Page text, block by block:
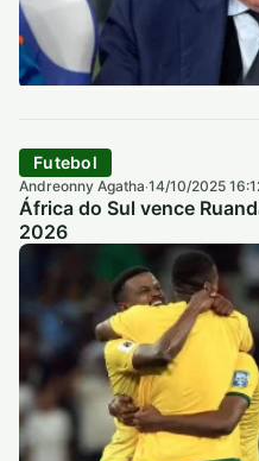
Futebol
Andreonny Agatha·14/10/2025
África do Sul vence
2026